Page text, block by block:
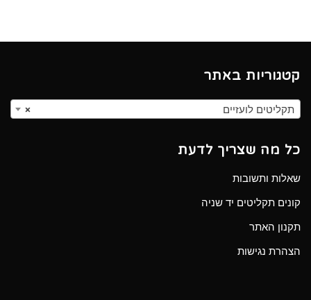
קטגוריות באתר
× תקליטים לועזיים
כל מה שצריך לדעת
שאלות ותשובות
קונים תקליטים יד שניה
תקנון האתר
הצהרת נגישות